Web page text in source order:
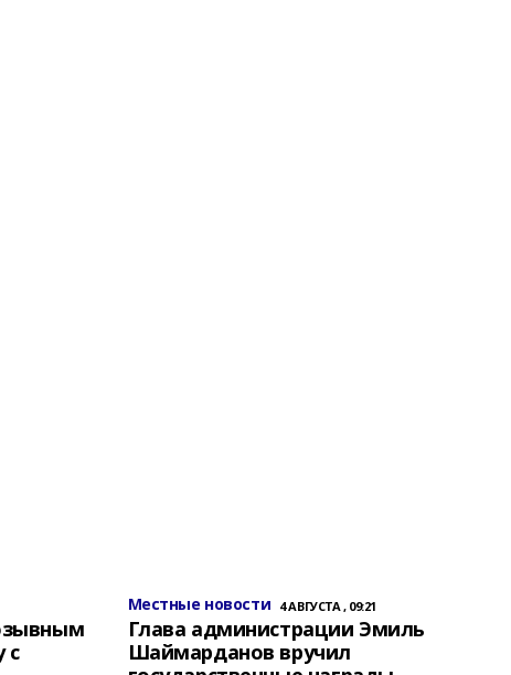
с
Местные новости 4 АВГУСТА , 09:21
Глава администрации Эмиль
Шаймарданов вручил